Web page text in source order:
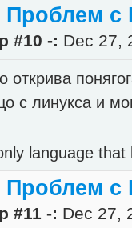
Проблем с
#10 -: Dec 27,
открива
с линукса и
language
Проблем с
#11 -: Dec 27,